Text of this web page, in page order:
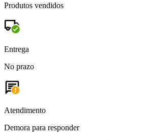
Produtos vendidos
Entrega
No prazo
Atendimento
Demora para responder